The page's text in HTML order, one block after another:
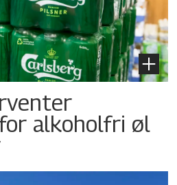
alkoholfri øl